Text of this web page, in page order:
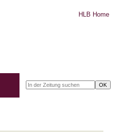
HLB Home